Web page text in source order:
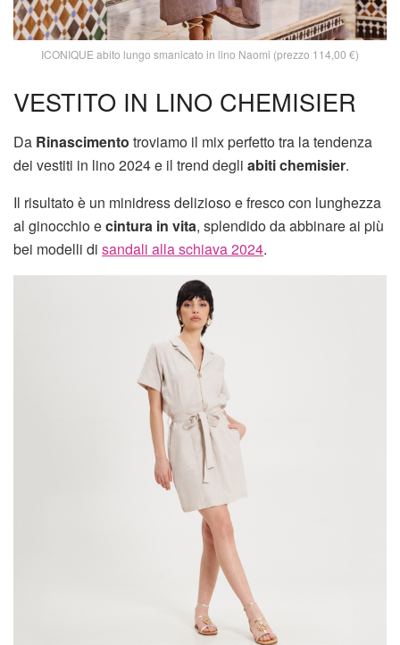
ICONIQUE abito lungo smanicato in lino Naomi (prezzo 114,00 €)
VESTITO IN LINO CHEMISIER
Da Rinascimento troviamo il mix perfetto tra la tendenza
dei vestiti in lino 2024 e il trend degli abiti chemisier.
Il risultato è un minidress delizioso e fresco con lunghezza
al ginocchio ecintura in vita, splendido da abbinare ai più
bei modelli di sandali alla schiava 2024.